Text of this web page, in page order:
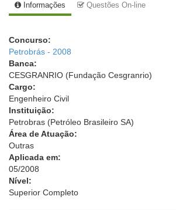
Informações Questões On-line
Concurso:
Petrobrás - 2008
Banca:
CESGRANRIO (Fundação Cesgranrio)
Cargo:
Engenheiro Civil
Instituição:
Petrobras (Petróleo Brasileiro SA)
Área de Atuação:
Outras
Aplicada em:
05/2008
Nível:
Superior Completo